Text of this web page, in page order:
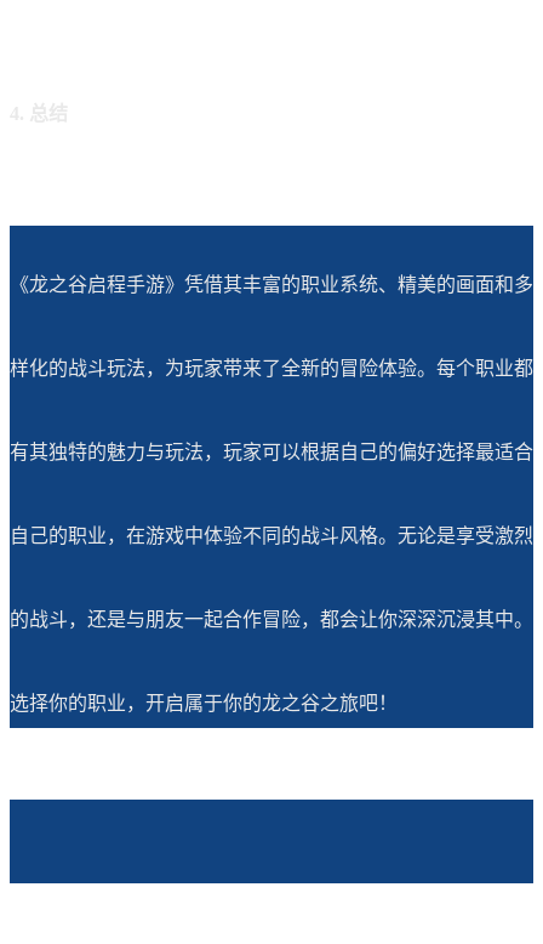
《龙之谷启程手游》凭借其丰富的职业系统、精美的画面和多
样化的战斗玩法，为玩家带来了全新的冒险体验。每个职业都
有其独特的魅力与玩法，玩家可以根据自己的偏好选择最适合
自己的职业，在游戏中体验不同的战斗风格。无论是享受激烈
的战斗，还是与朋友一起合作冒险，都会让你深深沉浸其中。
选择你的职业，开启属于你的龙之谷之旅吧！